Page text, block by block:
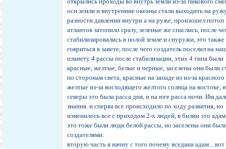
оси земли и внутрениие океаны стали выходить на
разности давлении внутри а на руже, произошел потоп
атлантов затопило сразу, зеленые же спаслись, после
стабилизировались в полой земле и снуружи, это также
говриться в завете, после чего создатель поселил на
планету 4 рассы после стабилизации, этих 4 типа были
красные, желтые, белые и черные, заселены они были
по сторонам света, красные на западе из из-за
желтые из-за восходящего желтого солнца на востоке,
северы это была расса дня, и на юге расса ночи. Им
знания. и сперва все происходило по ходу развития, но
изменилось все с приходом 2-х людей, в билии это
это тоже были люди белой рассы, но заселены они
создателями.
вторую часть я начну с того почему вседаки адам... вот